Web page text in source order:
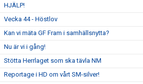
HJÄLP!
Vecka 44 - Höstlov
Kan vi mäta GF Fram i samhällsnytta?
Nu är vi i gång!
Stötta Herrlaget som ska tävla NM
Reportage i HD om vårt SM-silver!